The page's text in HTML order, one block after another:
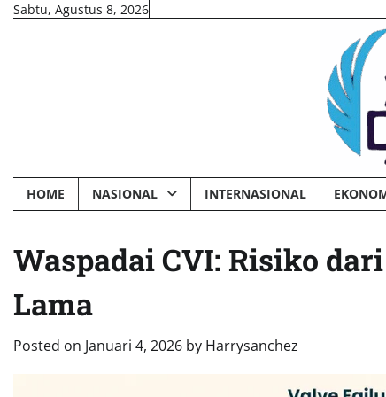
SkipSabtu, Agustus 8, 2026
HOME NASIONAL INTERNASIONAL
Waspadai CVI: Risiko
Lama
Posted on Januari 4, 2026 by Harrysanchez